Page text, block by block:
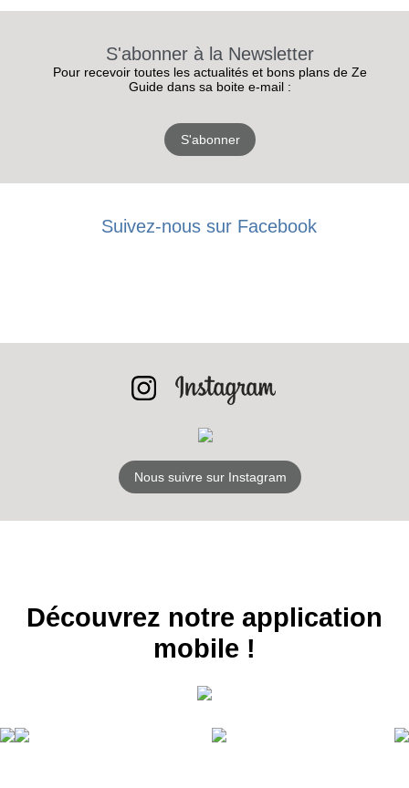
NEWSLETTER
S'abonner à la Newsletter
Pour recevoir toutes les actualités et bons plans de Ze
Guide dans sa boite e-mail :
S'abonner
Suivez-nous sur Facebook
Nous suivre sur Instagram
Découvrez notre application
mobile !